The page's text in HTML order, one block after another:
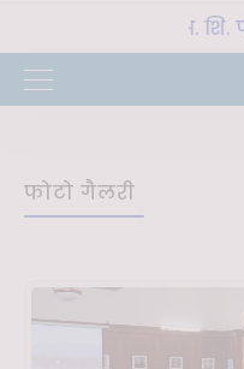
CoE-SLM, भा. वा. अ.
फोटो गैलरी